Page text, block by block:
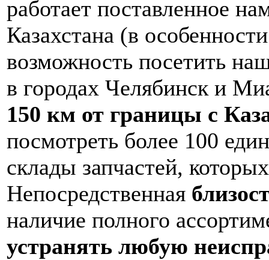
работает поставленное
Казахстана (в
возможность посетить
в городах Челябинск и
150 км от границы с
посмотреть более 100
склады запчастей,
Непосредственная
наличие полного
устранять любую